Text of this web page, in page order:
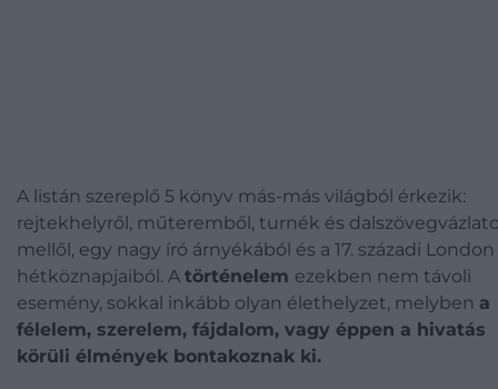
A listán szereplő 5 könyv más-más világból érkezik:
rejtekhelyről, műteremből, turnék és
mellől, egy nagy író árnyékából és a 17. századi London
hétköznapjaiból. A történelem ezekben nem távoli
esemény, sokkal inkább olyan élethelyzet, melyben a
félelem, szerelem, fájdalom, vagy éppen a hivatás
körüli élmények bontakoznak ki.